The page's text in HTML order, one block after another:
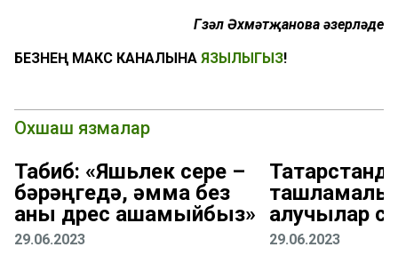
Гүзәл Әхмәтҗанова әзерләде
БЕЗНЕҢ МАКС КАНАЛЫНА ЯЗЫЛЫГЫЗ!
Охшаш язмалар
Табиб: «Яшьлек сере –
бәрәңгедә, әмма без
аны дөрес ашамыйбыз»
29.06.2023
ташламалы
алучылар
29.06.2023